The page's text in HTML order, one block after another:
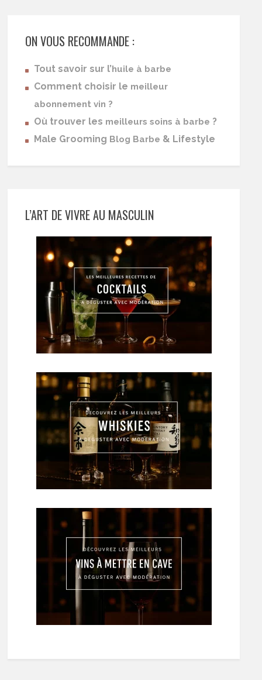
ON VOUS RECOMMANDE :
Tout savoir sur l’huile à barbe
Comment choisir le meilleur
abonnement vin ?
Où trouver les meilleurs soins à barbe ?
Male Grooming Blog Barbe & Lifestyle
L’ART DE VIVRE AU MASCULIN